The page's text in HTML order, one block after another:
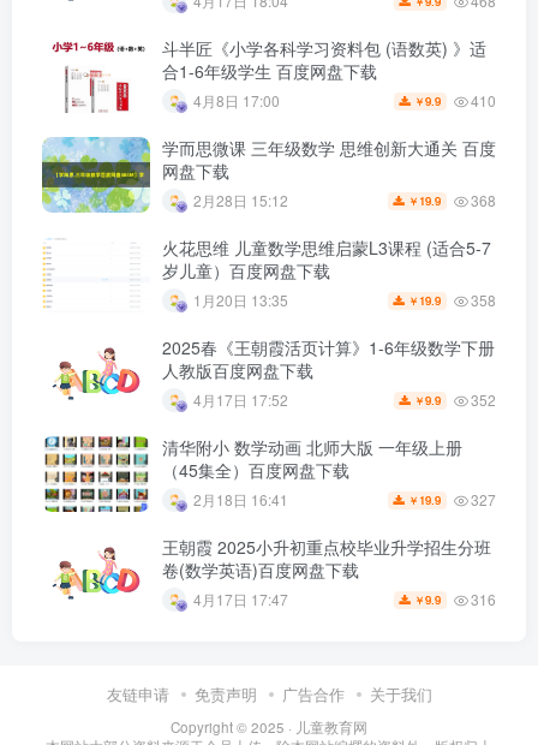
斗半匠《小学各科学习资料包 (语数英) 》适
合1-6年级学生 百度网盘下载
4月8日 17:00 ￥9.9 410
学而思微课 三年级数学 思维创新大通关 百度
网盘下载
2月28日 15:12 ￥ 19.9 368
火花思维 儿童数学思维启蒙L3课程 (适合5-7
岁儿童）百度网盘下载
1月20日 13:35 ￥ 19.9 358
2025春《王朝霞活页计算》1-6年级数学下册
人教版百度网盘下载
4月17日 17:52 ￥9.9 352
清华附小 数学动画 北师大版 一年级上册
（45集全）百度网盘下载
2月18日 16:41 ￥ 19.9 327
王朝霞 2025小升初重点校毕业升学招生分班
卷(数学英语)百度网盘下载
4月17日 17:47 ￥9.9 316
友链申请 免责声明 广告合作 关于我们
Copyright © 2025 · 儿童教育网